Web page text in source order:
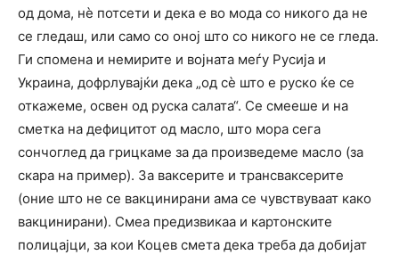
од дома, нѐ потсети и дека е во мода со никого да не
се гледаш, или само со оној што со никого не се гледа.
Ги спомена и немирите и војната меѓу Русија и
Украина, дофрлувајќи дека „од сѐ што е руско ќе се
откажеме, освен од руска салата“. Се смееше и на
сметка на дефицитот од масло, што мора сега
сончоглед да грицкаме за да произведеме масло (за
скара на пример). За ваксерите и трансваксерите
(оние што не се вакцинирани ама се чувствуваат како
вакцинирани). Смеа предизвикаа и картонските
полицајци, за кои Коцев смета дека треба да добијат